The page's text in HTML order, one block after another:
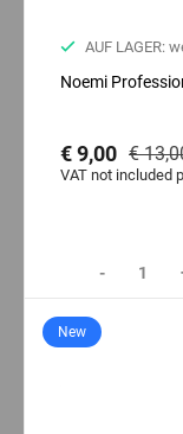
AUF LAGER:
Noemi
€ 9,00 €
VAT not included
-
New